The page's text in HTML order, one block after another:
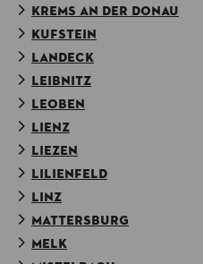
KREMS AN DER DONAU
KUFSTEIN
LANDECK
LEIBNITZ
LEOBEN
LIENZ
LIEZEN
LILIENFELD
LINZ
MATTERSBURG
MELK